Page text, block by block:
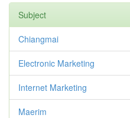
Subject
Chiangmai
Electronic Marketing
Internet Marketing
Maerim